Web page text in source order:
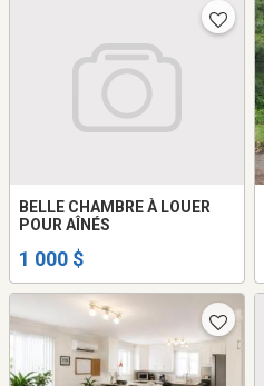
BELLE CHAMBRE À LOUER
POUR AÎNÉS
1 000 $